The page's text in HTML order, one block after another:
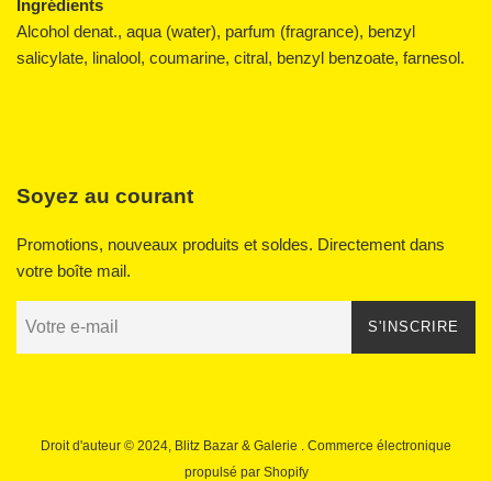
Ingrédients
Alcohol denat., aqua (water), parfum (fragrance), benzyl
salicylate, linalool, coumarine, citral, benzyl benzoate, farnesol.
Soyez au courant
Promotions, nouveaux produits et soldes. Directement dans
votre boîte mail.
S'INSCRIRE
Droit d'auteur © 2024, Blitz Bazar & Galerie . Commerce électronique
propulsé par Shopify